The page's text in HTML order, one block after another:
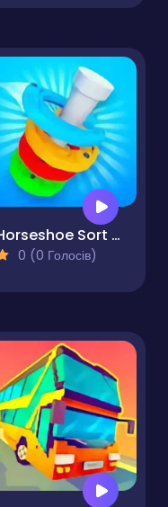
Horseshoe Sort Puzzle Games
0 (0 Голосів)